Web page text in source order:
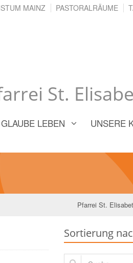
St.
MAINZ PASTORALRÄUME
GLAUBE LEBEN UNSERE
Pfarrei St.
Sortierung
Suche